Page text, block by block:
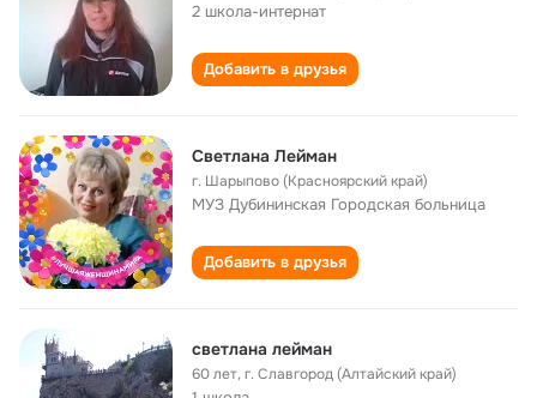
2 школа-интернат
Добавить в друзья
Светлана Лейман
г. Шарыпово (Красноярский край)
МУЗ Дубининская Городская больница
Добавить в друзья
светлана лейман
60 лет,г. Славгород (Алтайский край)